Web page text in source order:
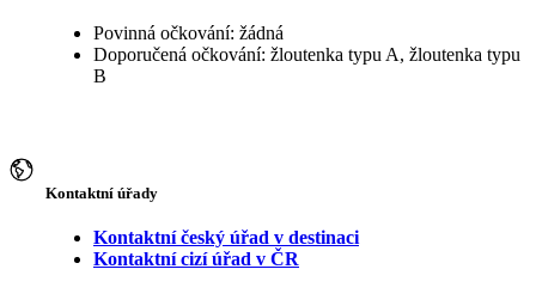
Povinná očkování: žádná
Doporučená očkování: žloutenka typu A, žloutenka typu
B
Kontaktní úřady
Kontaktní český úřad v destinaci
Kontaktní cizí úřad v ČR